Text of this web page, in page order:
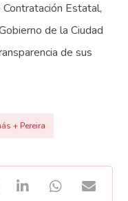
Estatal,
de la Ciudad
de sus
+ Pereira